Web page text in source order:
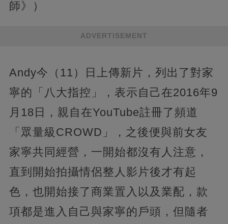
師》）
ADVERTISEMENT
Andy今（11）日上傳新片，列出了對家
寧的「八大指控」，表示自己在2016年9
月18日，親自在YouTube註冊了頻道
「眾量級CROWD」，之後便與前女友
家寧共同經營，一開始都沒有人注意，
直到開始拍攝情侶整人影片後才有起
色，也開始接了商業置入以及業配，款
項都是進入自己與家寧的戶頭，但隨者